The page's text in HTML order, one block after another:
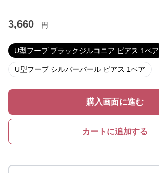
3,660 円
U型フープ ブラックジルコニア ピアス 1ペア
U型フープ シルバーパール ピアス 1ペア
購入画面に進む
カートに追加する